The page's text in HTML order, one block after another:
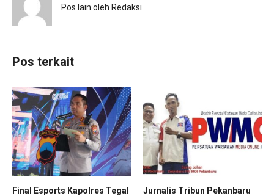
Pos lain oleh Redaksi
Pos terkait
Final Esports Kapolres Tegal
Jurnalis Tribun Pekanbaru